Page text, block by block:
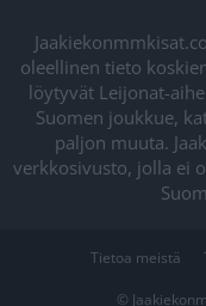
oleellinen tieto
löytyvät Leijonat-
Suomen joukkue,
paljon muuta.
verkkosivusto, jolla ei
Tietoa meistä
©